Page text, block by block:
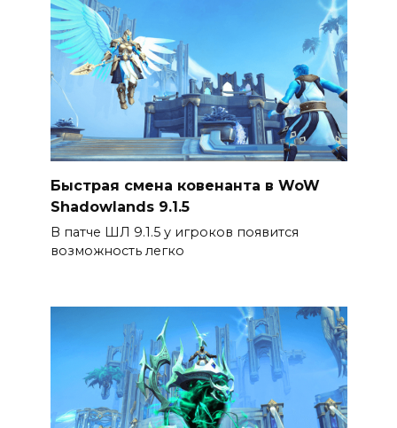
Быстрая смена ковенанта в WoW
Shadowlands 9.1.5
В патче ШЛ 9.1.5 у игроков появится
возможность легко